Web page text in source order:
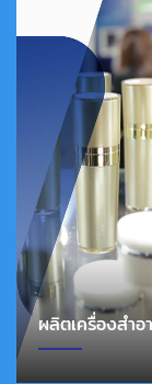
ผลิตเครื่องสำ